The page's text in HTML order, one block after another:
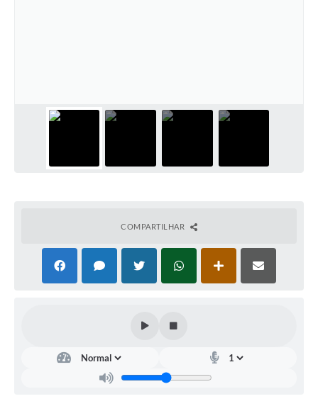
Associação dos Servidores Públicos Municipais de
Vinhedo
Arquivos para Download
COMPARTILHAR